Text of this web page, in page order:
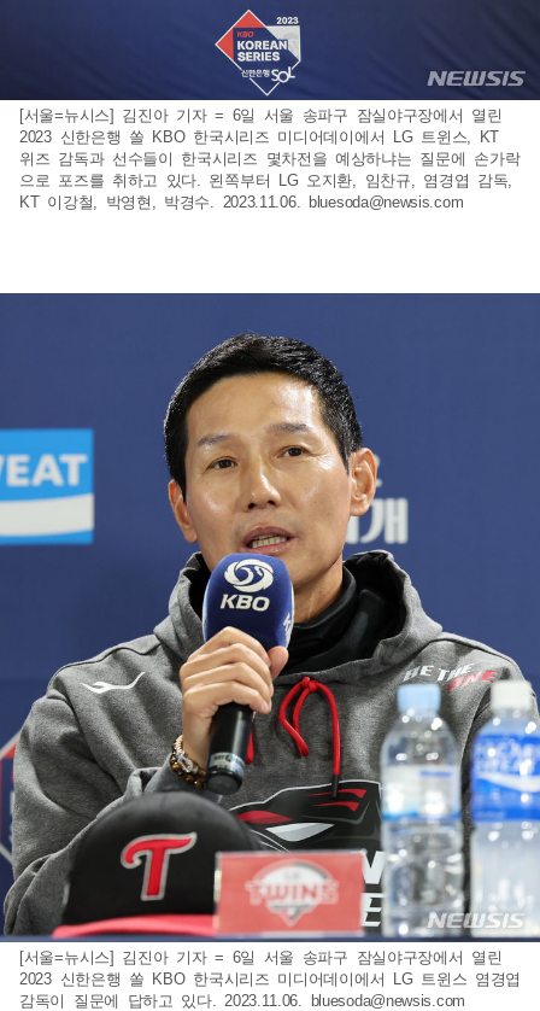
[서울=뉴시스] 김진아 기자 = 6일 서울 송파구 잠실야구장에서 열린
2023 신한은행 쏠 KBO 한국시리즈 미디어데이에서 LG 트윈스, KT
위즈 감독과 선수들이 한국시리즈 몇차전을 예상하냐는 질문에 손가락
으로 포즈를 취하고 있다. 왼쪽부터 LG 오지환, 임찬규, 염경엽 감독,
KT 이강철, 박영현, 박경수. 2023.11.06.
bluesoda@newsis.com
[서울=뉴시스] 김진아 기자 = 6일 서울 송파구 잠실야구장에서 열린
2023 신한은행 쏠 KBO 한국시리즈 미디어데이에서 LG 트윈스 염경엽
감독이 질문에 답하고 있다. 2023.11.06. bluesoda@newsis.com